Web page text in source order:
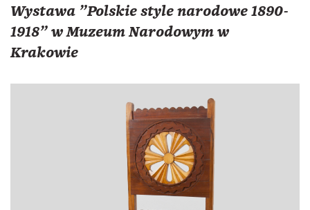
Wystawa "Polskie style narodowe 1890-
1918" w Muzeum Narodowym w
Krakowie